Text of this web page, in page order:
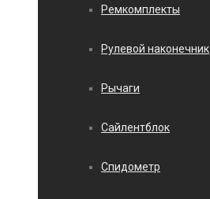
Ремкомплекты
Рулевой наконечник
Рычаги
Сайлентблок
Спидометр